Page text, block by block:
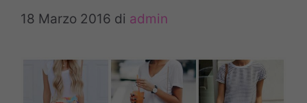
18 Marzo 2016 di admin